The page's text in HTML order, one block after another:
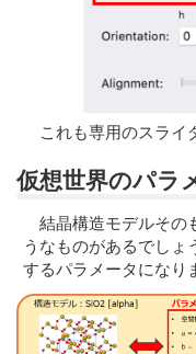
これも専用のスライ
仮想世界のパラ
結晶構造モデルその
うなものがあるでしょ
するパラメータになり